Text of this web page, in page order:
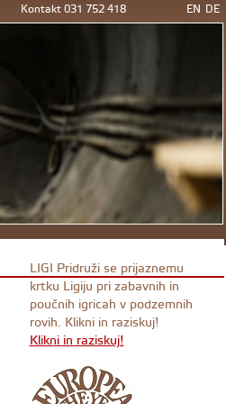
Kontakt 031 752 418 EN DE
LIGI Pridruži se prijaznemu
krtku Ligiju pri zabavnih in
poučnih igricah v podzemnih
rovih. Klikni in raziskuj!
Klikni in raziskuj!